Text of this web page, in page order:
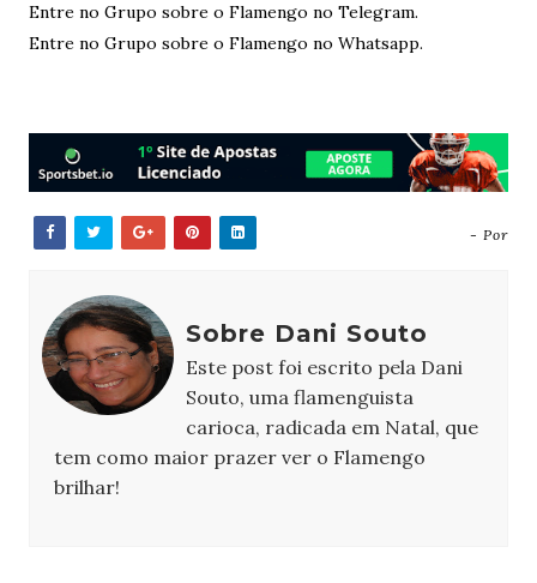
Entre no Grupo sobre o Flamengo no Telegram.
Entre no Grupo sobre o Flamengo no Whatsapp.
- Por
Sobre Dani Souto
Este post foi escrito pela Dani
Souto, uma flamenguista
carioca, radicada em Natal, que
tem como maior prazer ver o Flamengo
brilhar!